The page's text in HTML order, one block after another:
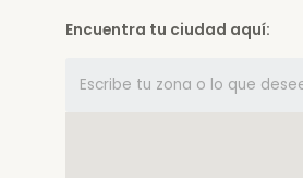
Encuentra tu ciudad aquí: